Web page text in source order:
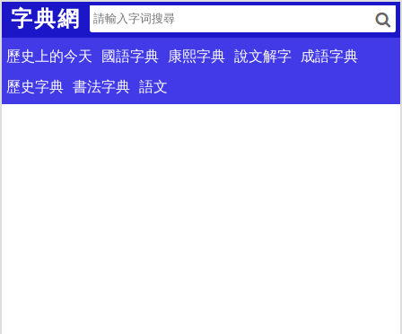
字典網
歷史上的今天 國語字典 康熙字典 說文解字
成語字典
歷史字典 書法字典 語文